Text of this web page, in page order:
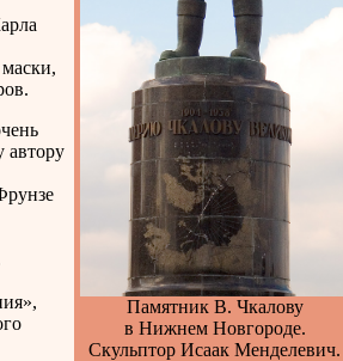
автору
Памятник В. Чкалову
в Нижнем Новгороде.
Скульптор Исаак Менделевич.